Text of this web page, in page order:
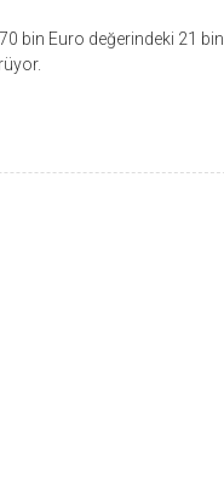
bin Euro değerindeki 21 bin